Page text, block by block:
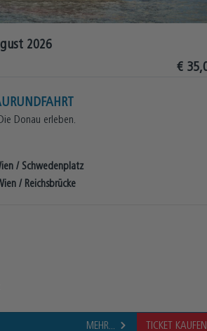
2026
€
Donau erleben.
/ Schwedenplatz
/ Reichsbrücke
MEHR... TICKET